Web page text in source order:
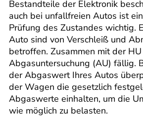
Bestandteile der Elektronik
auch bei unfallfreien Autos ist
Prüfung des Zustandes wichtig.
Auto sind von Verschleiß und
betroffen. Zusammen mit der
Abgasuntersuchung (AU) fällig.
der Abgaswert Ihres Autos
der Wagen die gesetzlich
Abgaswerte einhalten, um die
wie möglich zu belasten.